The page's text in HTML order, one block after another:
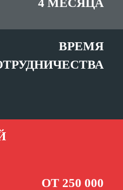
ВРЕМЯ
ОТ 250 000